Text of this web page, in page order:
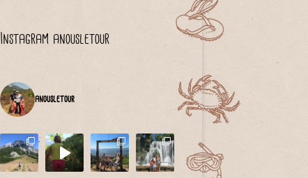
Instagram anousletour
anousletour